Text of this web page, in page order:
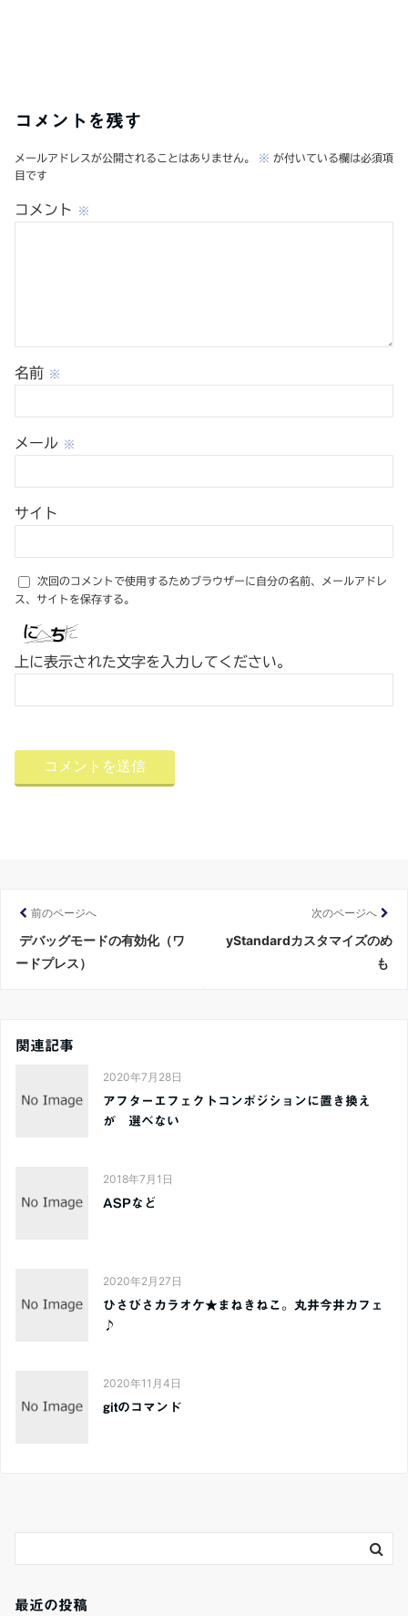
コメントを残す
メールアドレスが公開されることはありません。 ※ が付いている欄は必須項
目です
コメント ※
名前 ※
メール ※
サイト
次回のコメントで使用するためブラウザーに自分の名前、メールアドレ
ス、サイトを保存する。
上に表示された文字を入力してください。
前のページへ
デバッグモードの有効化（ワ
ードプレス）
次のページへ
yStandardカスタマイズのめ
も
関連記事
2020年7月28日
アフターエフェクトコンポジションに置き換え
が 選べない
2018年7月1日
ASPなど
2020年2月27日
ひさびさカラオケ★まねきねこ。丸井今井カフェ
♪
2020年11月4日
gitのコマンド
最近の投稿